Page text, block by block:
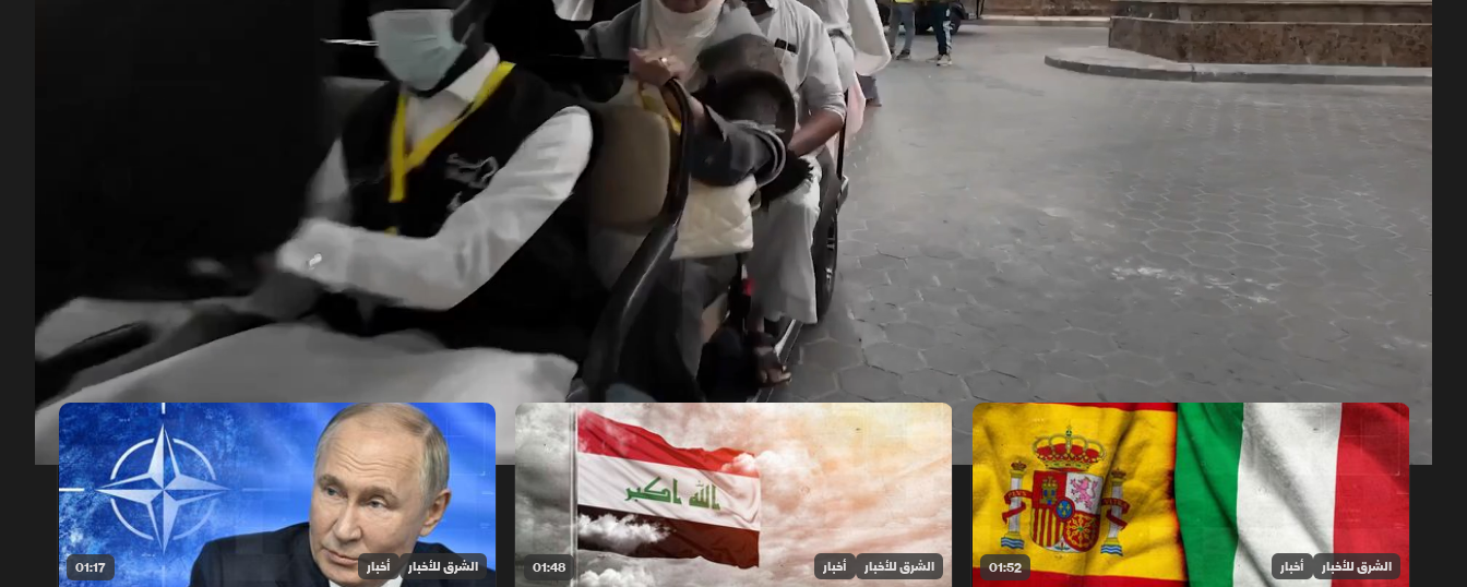
00:12/02:08 1x auto
تقارير الشرق السعودية
حلقات الموسم 2026
01:52 الشرق للأخبار أخبار 01:48 الشرق للأخبار أخبار 01:17 الشرق للأخبار أخبار